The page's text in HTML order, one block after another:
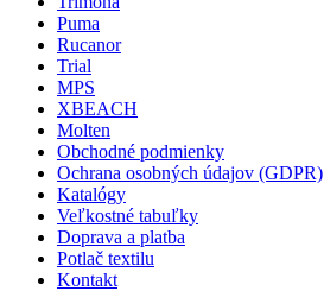
Puma
Rucanor
Trial
MPS
XBEACH
Molten
Obchodné podmienky
Ochrana osobných údajov (GDPR)
Katalógy
Veľkostné tabuľky
Doprava a platba
Potlač textilu
Kontakt